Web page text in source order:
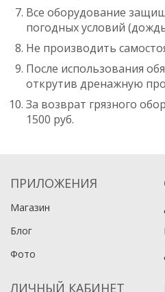
Все оборудование
погодных условий
Не производить
После использования
открутив дренажную
За возврат грязного
1500 руб.
ПРИЛОЖЕНИЯ
Магазин
Блог
Фото
ЛИЧНЫЙ КАБИНЕТ